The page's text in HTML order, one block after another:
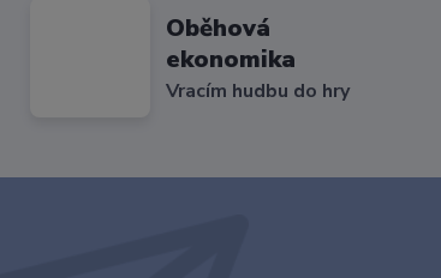
Oběhová
ekonomika
Vracím hudbu do hry